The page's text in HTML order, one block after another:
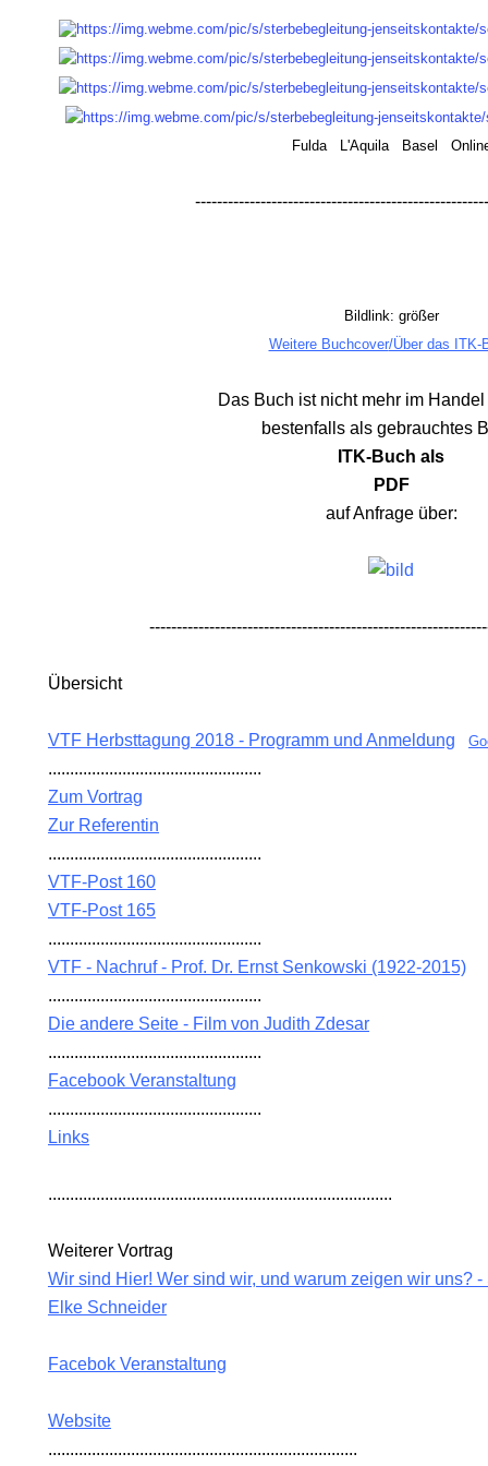
Fulda L'Aquila Basel
Bildlink: größer
Weitere Buchcover/Über das ITK-
Das Buch ist nicht mehr im
bestenfalls als gebrauchtes
ITK-Buch als
PDF
auf Anfrage über:
Übersicht
VTF Herbsttagung 2018 - Programm und Anmeldung
.................................................
Zum Vortrag
Zur Referentin
.................................................
VTF-Post 160
VTF-Post 165
.................................................
VTF - Nachruf - Prof. Dr. Ernst Senkowski (1922-2015)
.................................................
Die andere Seite - Film von Judith Zdesar
.................................................
Facebook Veranstaltung
.................................................
Links
...............................................................................
Weiterer Vortrag
Wir sind Hier! Wer sind wir, und warum zeigen wir uns? -
Elke Schneider
Facebok Veranstaltung
Website
.......................................................................